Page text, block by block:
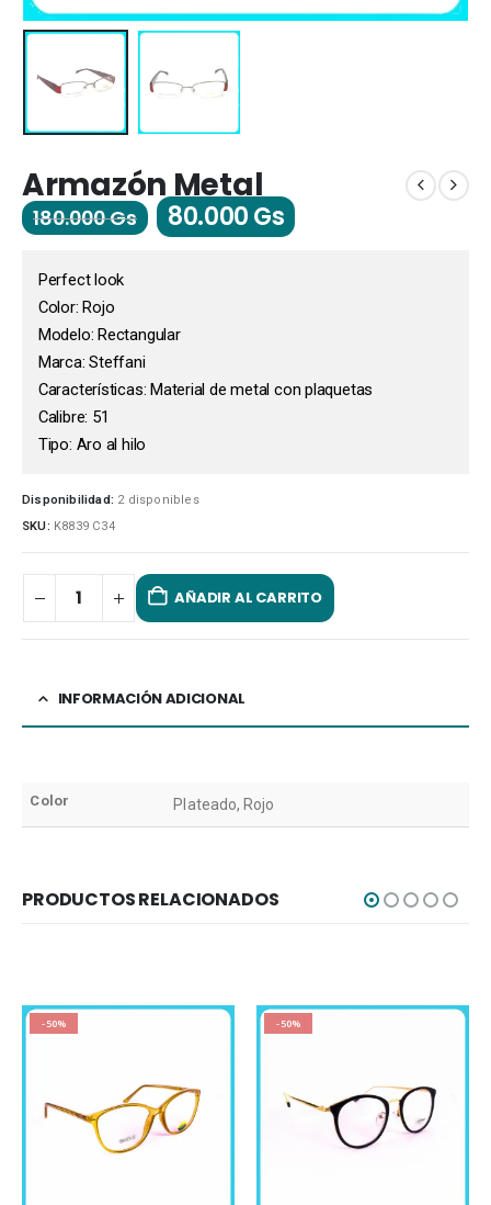
Armazón Metal
180.000Gs 80.000Gs
Perfect look
Color: Rojo
Modelo: Rectangular
Marca: Steffani
Características: Material de metal con plaquetas
Calibre: 51
Tipo: Aro al hilo
Disponibilidad: 2 disponibles
SKU: K8839 C34
AÑADIR AL CARRITO
INFORMACIÓN ADICIONAL
Color Plateado, Rojo
PRODUCTOS RELACIONADOS
-50% -50%